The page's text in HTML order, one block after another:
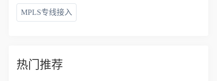
MPLS专线接入
热门推荐